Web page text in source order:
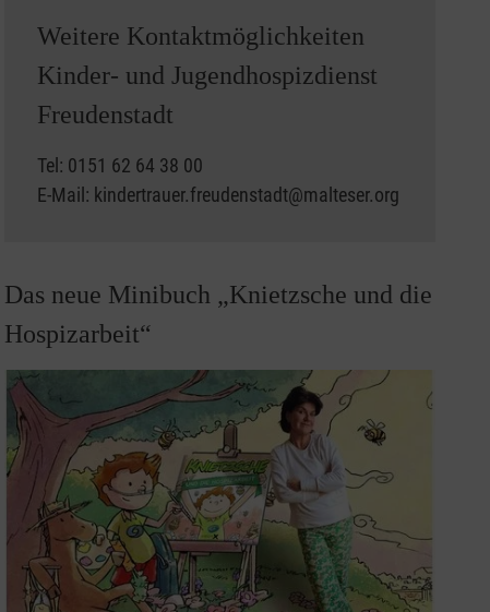
Weitere Kontaktmöglichkeiten
Kinder- und Jugendhospizdienst
Freudenstadt
Tel: 0151 62 64 38 00
E-Mail: kindertrauer.freudenstadt@malteser.org
Das neue Minibuch „Knietzsche und die
Hospizarbeit“